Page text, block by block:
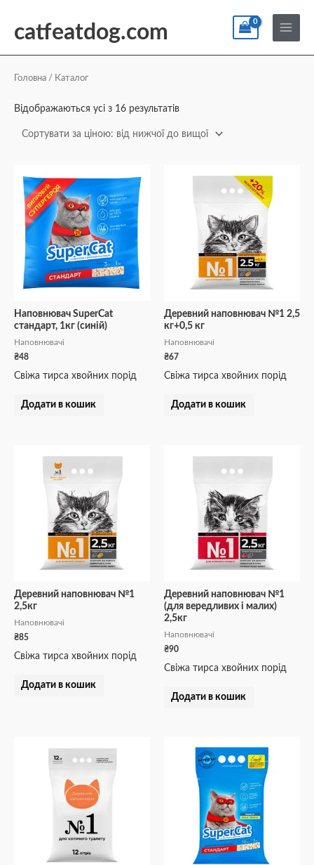
catfeatdog.com
Main
Menu
Головна / Каталог
Відображаються усі з 16 результатів
найвищої
Наповнювач SuperCat
стандарт, 1кг (синій)
Наповнювачі
₴48
Свіжа тирса хвойних порід
Додати в кошик
Деревний наповнювач №1 2,5
кг+0,5 кг
Наповнювачі
₴67
Свіжа тирса хвойних порід
Додати в кошик
Деревний наповнювач №1
2,5кг
Наповнювачі
₴85
Свіжа тирса хвойних порід
Додати в кошик
Деревний наповнювач №1
(для вередливих і малих)
2,5кг
Наповнювачі
₴90
Свіжа тирса хвойних порід
Додати в кошик